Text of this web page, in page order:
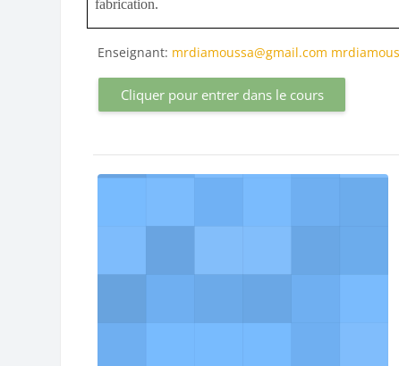
fabrication.
Enseignant: mrdiamoussa@gmail.com
Cliquer pour entrer dans le cours